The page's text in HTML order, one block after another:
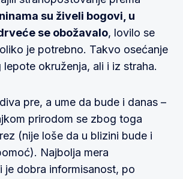
su živeli bogovi, u
se obožavalo, lovilo se
je potrebno. Takvo osećanje
okruženja, ali i iz straha.
pre, a ume da bude i danas –
prirodom se zbog toga
(nije loše da u blizini bude i
Najbolja mera
je dobra informisanost, po